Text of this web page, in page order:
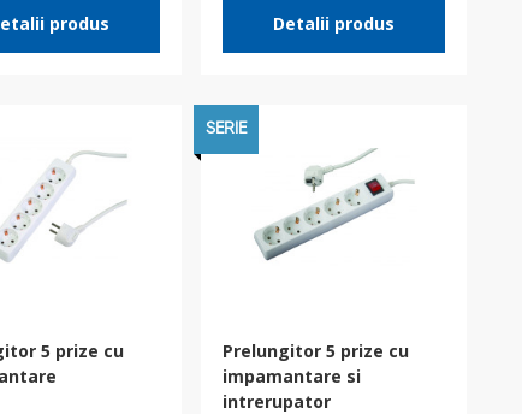
produs Detalii produs
5 prize cu
SERIE
Prelungitor 5 prize cu
impamantare si
intrerupator